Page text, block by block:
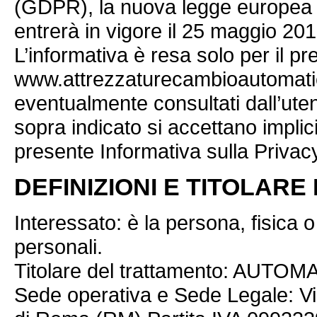
(GDPR), la nuova legge
entrerà in vigore il 25 maggio
L’informativa è resa solo per il
eventualmente consultati
sopra indicato si accettano
presente Informativa sulla
DEFINIZIONI E TITOLARE
Interessato: è la persona, fisica
personali.
Titolare del trattamento:
Sede operativa e Sede Legale: